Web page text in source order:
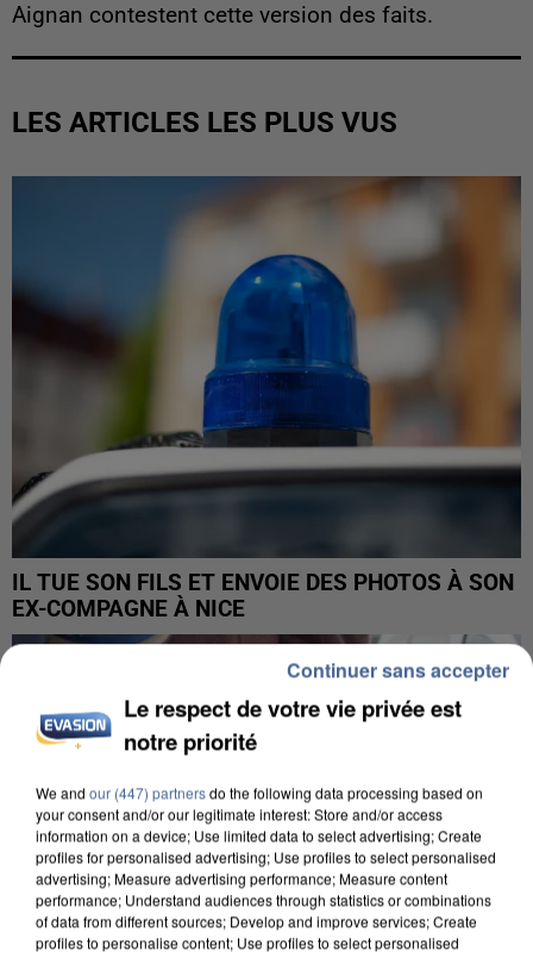
Aignan contestent cette version des faits.
LES ARTICLES LES PLUS VUS
IL TUE SON FILS ET ENVOIE DES PHOTOS À SON
EX-COMPAGNE À NICE
Le respect de votre vie privée est
notre priorité
We and our (447) partnersdo the following data processing based on
your consent and/or our legitimate interest: Store and/or access
information on a device; Use limited data to select advertising; Create
profiles for personalised advertising; Use profiles to select personalised
advertising; Measure advertising performance; Measure content
performance; Understand audiences through statistics or combinations
of data from different sources; Develop and improve services; Create
profiles to personalise content; Use profiles to select personalised
Continuer sans accepter